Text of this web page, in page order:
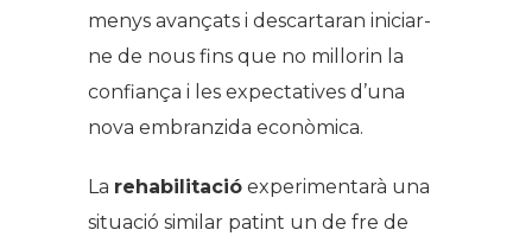
menys avançats i descartaran iniciar-
ne de nous fins que no millorin la
confiança i les expectatives d’una
nova embranzida econòmica.
La rehabilitació experimentarà una
situació similar patint un de fre de